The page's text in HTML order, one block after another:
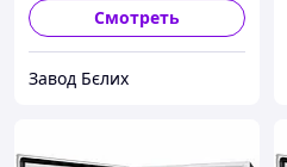
Смотреть
Завод Бєлих